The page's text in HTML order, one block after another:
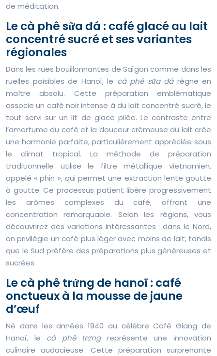
de méditation.
Le cà phê sữa đá : café glacé au lait
concentré sucré et ses variantes
régionales
Dans les rues bouillonnantes de Saïgon comme dans les
ruelles paisibles de Hanoï, le cà phê sữa đárègne en
maître absolu. Cette préparation emblématique
associe un café noir intense à du lait concentré sucré, le
tout servi sur un lit de glace pilée. Le contraste entre
l’amertume du café et la douceur crémeuse du lait crée
une harmonie parfaite, particulièrement appréciée sous
le climat tropical. La méthode de préparation
traditionnelle utilise le filtre métallique vietnamien,
appelé « phin », qui permet une extraction lente goutte
à goutte. Ce processus patient libère progressivement
les arômes complexes du café, offrant une
concentration remarquable. Selon les régions, vous
découvrirez des variations intéressantes : dans le Nord,
on privilégie un café plus léger avec moins de lait, tandis
que le Sud préfère des préparations plus généreuses et
sucrées.
Le cà phê trứng de hanoï : café
onctueux à la mousse de jaune
d’œuf
Né dans les années 1940 au célèbre Café Giang de
Hanoï, le cà phê trứngreprésente une innovation
culinaire audacieuse. Cette préparation surprenante